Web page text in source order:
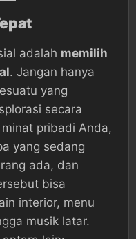
adalah memilih
. Jangan hanya
yang
secara
pribadi Anda,
yang sedang
ada, dan
bisa
interior, menu
musik latar.